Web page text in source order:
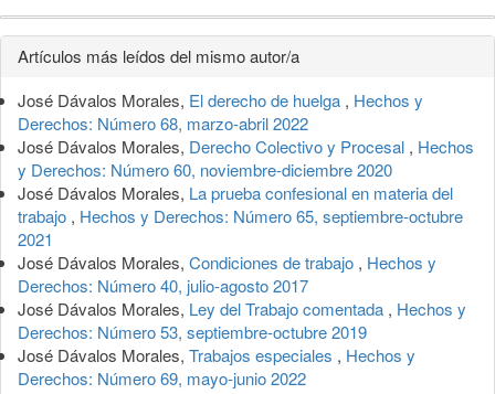
Detalles
del
artículo
Artículos más leídos del mismo autor/a
José Dávalos Morales, El derecho de huelga , Hechos y
Derechos: Número 68, marzo-abril 2022
José Dávalos Morales, Derecho Colectivo y Procesal , Hechos
y Derechos: Número 60, noviembre-diciembre 2020
José Dávalos Morales, La prueba confesional en materia del
trabajo , Hechos y Derechos: Número 65, septiembre-octubre
2021
José Dávalos Morales, Condiciones de trabajo , Hechos y
Derechos: Número 40, julio-agosto 2017
José Dávalos Morales, Ley del Trabajo comentada , Hechos y
Derechos: Número 53, septiembre-octubre 2019
José Dávalos Morales, Trabajos especiales , Hechos y
Derechos: Número 69, mayo-junio 2022